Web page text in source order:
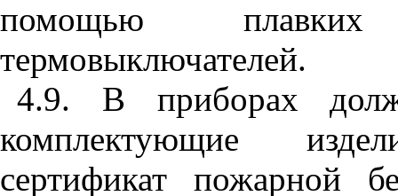
помощью плавких
термовыключателей.
4.9. В приборах
комплектующие
сертификат пожарной